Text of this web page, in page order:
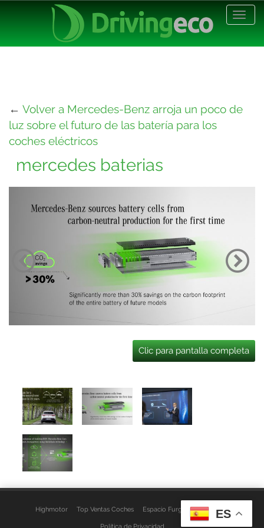
← Volver a Mercedes-Benz arroja un poco de
luz sobre el futuro de las batería para los
coches eléctricos
mercedes baterias
Clic para pantalla completa
Highmotor Top Ventas Coches Espacio Furgo Aviso Legal
Política de Privacidad
ES